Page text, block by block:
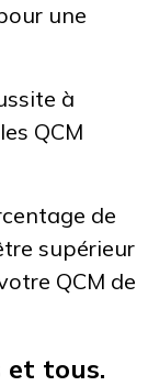
une
à
QCM
de
supérieur
QCM de
et tous.